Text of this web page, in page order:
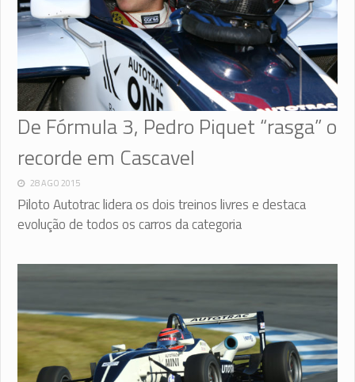
De Fórmula 3, Pedro Piquet “rasga” o
recorde em Cascavel
28 AGO 2015
Piloto Autotrac lidera os dois treinos livres e destaca
evolução de todos os carros da categoria